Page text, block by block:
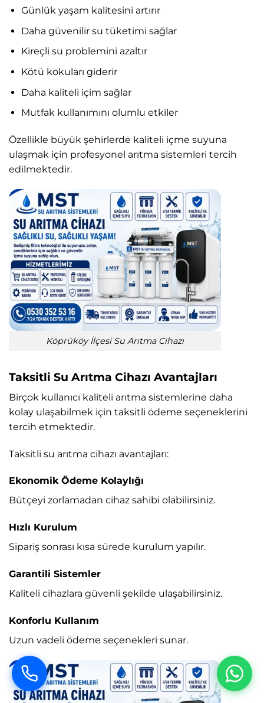
Günlük yaşam kalitesini artırır
Daha güvenilir su tüketimi sağlar
Kireçli su problemini azaltır
Kötü kokuları giderir
Daha kaliteli içim sağlar
Mutfak kullanımını olumlu etkiler
Özellikle büyük şehirlerde kaliteli içme suyuna
ulaşmak için profesyonel arıtma sistemleri tercih
edilmektedir.
Köprüköy İlçesi Su Arıtma Cihazı
Taksitli Su Arıtma Cihazı Avantajları
Birçok kullanıcı kaliteli arıtma sistemlerine daha
kolay ulaşabilmek için taksitli ödeme seçeneklerini
tercih etmektedir.
Taksitli su arıtma cihazı avantajları:
Ekonomik Ödeme Kolaylığı
Bütçeyi zorlamadan cihaz sahibi olabilirsiniz.
Hızlı Kurulum
Sipariş sonrası kısa sürede kurulum yapılır.
Garantili Sistemler
Kaliteli cihazlara güvenli şekilde ulaşabilirsiniz.
Konforlu Kullanım
Uzun vadeli ödeme seçenekleri sunar.